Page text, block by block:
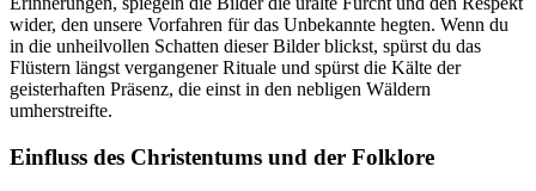
wider, den unsere Vorfahren für das Unbekannte hegten. Wenn du
in die unheilvollen Schatten dieser Bilder blickst, spürst du das
Flüstern längst vergangener Rituale und spürst die Kälte der
geisterhaften Präsenz, die einst in den nebligen Wäldern
umherstreifte.
Einfluss des Christentums und der Folklore